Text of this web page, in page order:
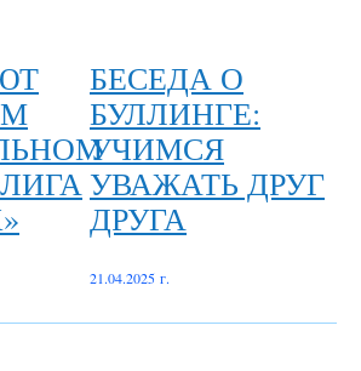
БЕСЕДА О
БУЛЛИНГЕ:
УЧИМСЯ
УВАЖАТЬ ДРУГ
ДРУГА
21.04.2025 г.